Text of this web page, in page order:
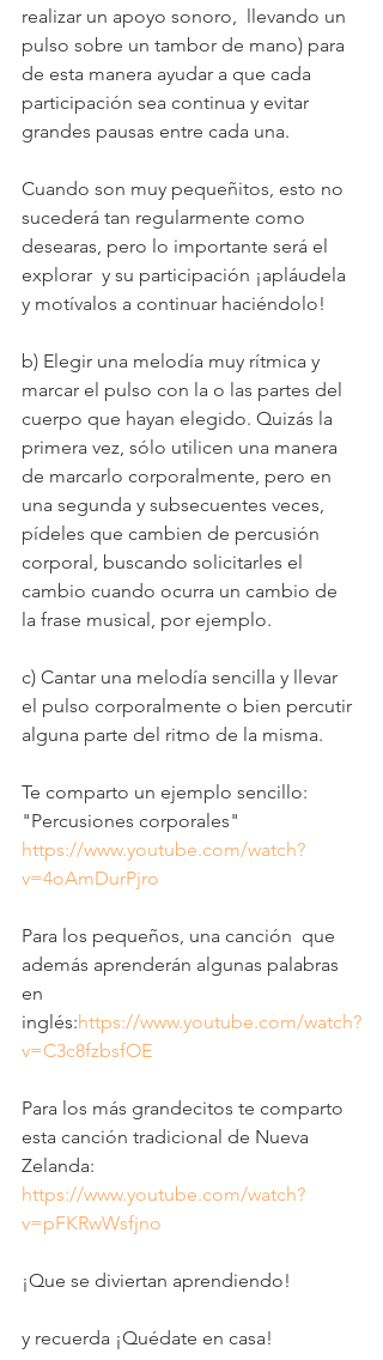
realizar un apoyo sonoro,  llevando un
pulso sobre un tambor de mano) para
de esta manera ayudar a que cada
participación sea continua y evitar
grandes pausas entre cada una.
Cuando son muy pequeñitos, esto no
sucederá tan regularmente como
desearas, pero lo importante será el
explorar  y su participación ¡apláudela
y motívalos a continuar haciéndolo!
b) Elegir una melodía muy rítmica y
marcar el pulso con la o las partes del
cuerpo que hayan elegido. Quizás la
primera vez, sólo utilicen una manera
de marcarlo corporalmente, pero en
una segunda y subsecuentes veces,
pídeles que cambien de percusión
corporal, buscando solicitarles el
cambio cuando ocurra un cambio de
la frase musical, por ejemplo.
c) Cantar una melodía sencilla y llevar
el pulso corporalmente o bien percutir
alguna parte del ritmo de la misma.
Te comparto un ejemplo sencillo:
"Percusiones corporales"
https://www.youtube.com/watch?
v=4oAmDurPjro
Para los pequeños, una canción  que
además aprenderán algunas palabras
en
inglés:https://www.youtube.com/watch?
v=C3c8fzbsfOE
Para los más grandecitos te comparto
esta canción tradicional de Nueva
Zelanda:
https://www.youtube.com/watch?
v=pFKRwWsfjno
¡Que se diviertan aprendiendo!
y recuerda ¡Quédate en casa!